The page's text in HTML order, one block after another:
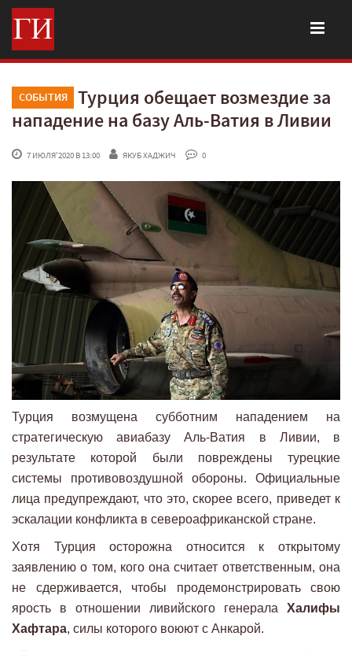
СОБЫТИЯ
Турция обещает возмездие за
нападение на базу Аль-Ватия в Ливии
7 ИЮЛЯ'2020 В 13:00 ЯКУБ ХАДЖИЧ 0
Турция возмущена субботним нападением на
стратегическую авиабазу Аль-Ватия в Ливии, в
результате которой были повреждены турецкие
системы противовоздушной обороны. Официальные
лица предупреждают, что это, скорее всего, приведет к
эскалации конфликта в североафриканской стране.
Хотя Турция осторожна относится к открытому
заявлению о том, кого она считает ответственным, она
не сдерживается, чтобы продемонстрировать свою
ярость в отношении ливийского генерала Халифы
Хафтара, силы которого воюют с Анкарой.